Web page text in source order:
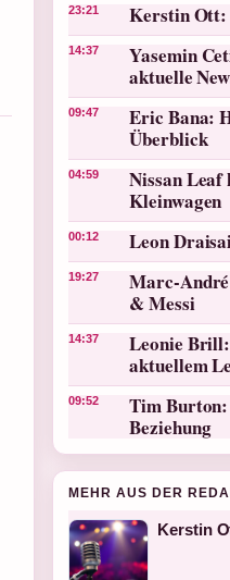
23:21 Kerstin
14:37
Yasemin
aktuelle
09:47
Eric Bana:
Überblick
04:59
Nissan
Kleinwagen
00:12 Leon
19:27
Marc-
& Messi
14:37
Leonie
aktuellem
09:52
Tim Burton:
Beziehung
MEHR AUS DER
Kerstin